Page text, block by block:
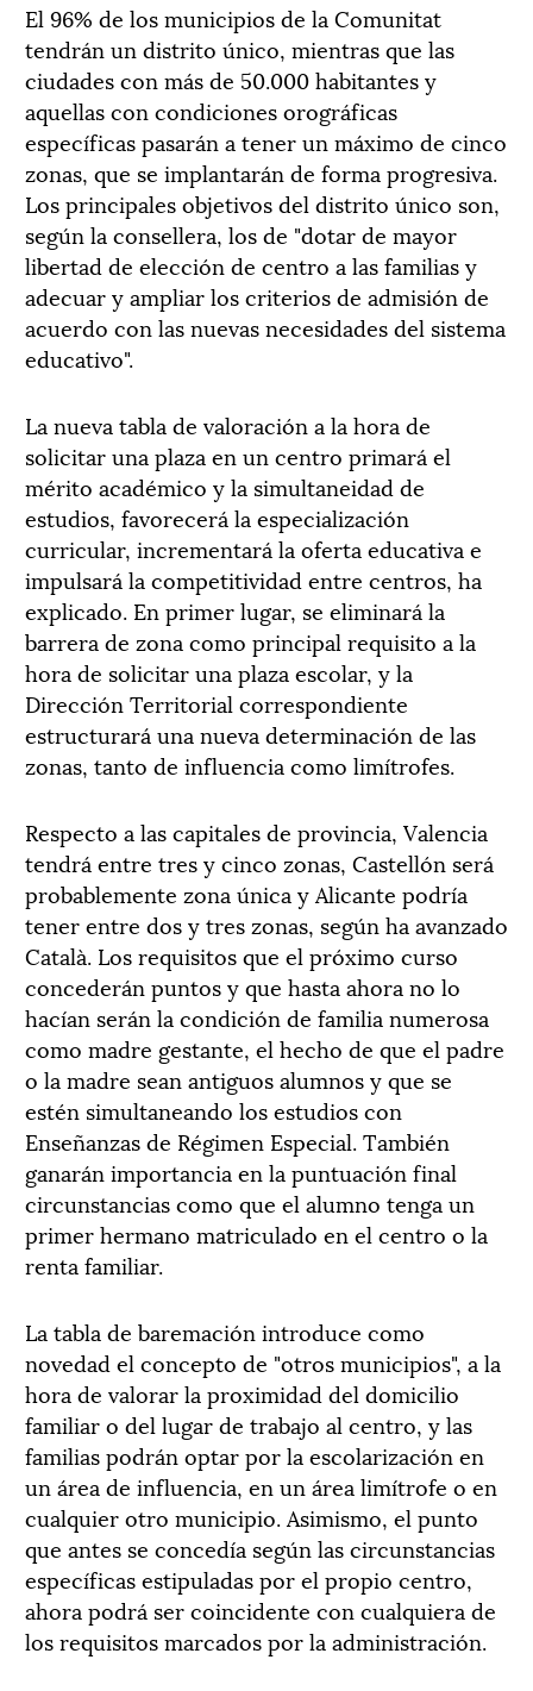
El 96% de los municipios de la Comunitat
tendrán un distrito único, mientras que las
ciudades con más de 50.000 habitantes y
aquellas con condiciones orográficas
específicas pasarán a tener un máximo de cinco
zonas, que se implantarán de forma progresiva.
Los principales objetivos del distrito único son,
según la consellera, los de "dotar de mayor
libertad de elección de centro a las familias y
adecuar y ampliar los criterios de admisión de
acuerdo con las nuevas necesidades del sistema
educativo".
La nueva tabla de valoración a la hora de
solicitar una plaza en un centro primará el
mérito académico y la simultaneidad de
estudios, favorecerá la especialización
curricular, incrementará la oferta educativa e
impulsará la competitividad entre centros, ha
explicado. En primer lugar, se eliminará la
barrera de zona como principal requisito a la
hora de solicitar una plaza escolar, y la
Dirección Territorial correspondiente
estructurará una nueva determinación de las
zonas, tanto de influencia como limítrofes.
Respecto a las capitales de provincia, Valencia
tendrá entre tres y cinco zonas, Castellón será
probablemente zona única y Alicante podría
tener entre dos y tres zonas, según ha avanzado
Català. Los requisitos que el próximo curso
concederán puntos y que hasta ahora no lo
hacían serán la condición de familia numerosa
como madre gestante, el hecho de que el padre
o la madre sean antiguos alumnos y que se
estén simultaneando los estudios con
Enseñanzas de Régimen Especial. También
ganarán importancia en la puntuación final
circunstancias como que el alumno tenga un
primer hermano matriculado en el centro o la
renta familiar.
La tabla de baremación introduce como
novedad el concepto de "otros municipios", a la
hora de valorar la proximidad del domicilio
familiar o del lugar de trabajo al centro, y las
familias podrán optar por la escolarización en
un área de influencia, en un área limítrofe o en
cualquier otro municipio. Asimismo, el punto
que antes se concedía según las circunstancias
específicas estipuladas por el propio centro,
ahora podrá ser coincidente con cualquiera de
los requisitos marcados por la administración.